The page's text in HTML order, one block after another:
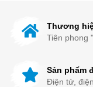
Thương
Tiên phong
Sản phẩm
Điện tử,